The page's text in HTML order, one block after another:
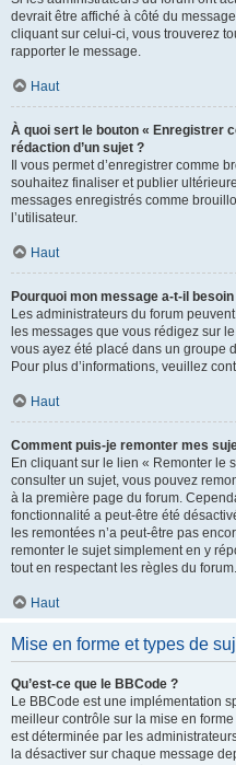
devrait être affiché à côté du
cliquant sur celui-ci, vous trouverez
rapporter le message.
Haut
À quoi sert le bouton « Enregistrer
rédaction d’un sujet ?
Il vous permet d’enregistrer comme
souhaitez finaliser et publier
messages enregistrés comme
l’utilisateur.
Haut
Pourquoi mon message a-t-il
Les administrateurs du forum
les messages que vous rédigez sur
vous ayez été placé dans un groupe
Pour plus d’informations, veuillez
Haut
Comment puis-je remonter mes
En cliquant sur le lien « Remonter le
consulter un sujet, vous pouvez
à la première page du forum.
fonctionnalité a peut-être été
les remontées n’a peut-être pas
remonter le sujet simplement en y
tout en respectant les règles du forum.
Haut
Mise en forme et types de
Qu’est-ce que le BBCode ?
Le BBCode est une implémentation
meilleur contrôle sur la mise en
est déterminée par les
la désactiver sur chaque message